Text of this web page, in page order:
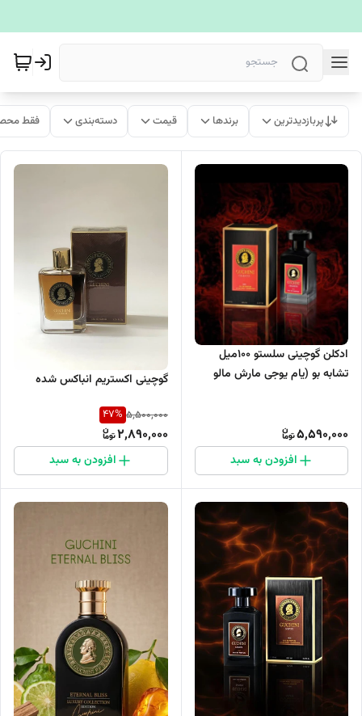
پربازدیدترین برندها قیمت دسته‌بندی فقط
ادکلن گوچینی سلستو ۱۰۰میل
تشابه بو (یام یوجی مارش مالو
5,590,000
افزودن به سبد
گوچینی اکستریم انباکس شده
5,500,000
47%
2,890,000
افزودن به سبد